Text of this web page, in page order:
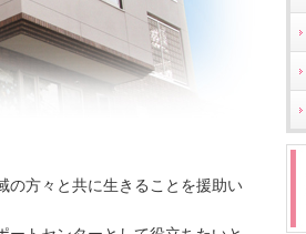
の方々と共に生きることを援助い